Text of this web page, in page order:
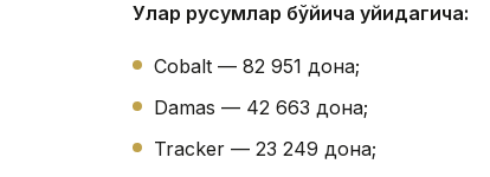
Улар русумлар бўйича қуйидагича:
Cobalt — 82 951 дона;
Damas — 42 663 дона;
Tracker — 23 249 дона;